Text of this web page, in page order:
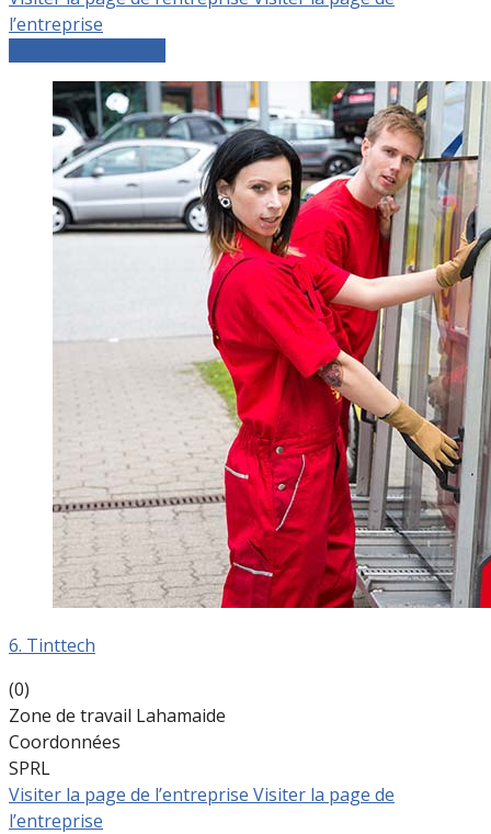
l’entreprise
6. Tinttech
(0)
Zone de travail Lahamaide
Coordonnées
SPRL
Visiter la page de l’entreprise Visiter la page de
l’entreprise